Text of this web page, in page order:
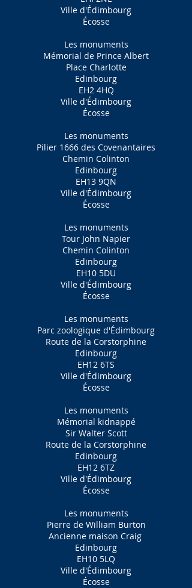
Ville d'Édimbourg
Écosse
Les monuments
Mémorial de Prince Albert
Place Charlotte
Edinbourg
EH2 4HQ
Ville d'Édimbourg
Écosse
Les monuments
Pilier 1666 des Covenantaires
Chemin Colinton
Edinbourg
EH13 9QN
Ville d'Édimbourg
Écosse
Les monuments
Tour John Napier
Chemin Colinton
Edinbourg
EH10 5DU
Ville d'Édimbourg
Écosse
Les monuments
Parc zoologique d'Édimbourg
Route de la Corstorphine
Edinbourg
EH12 6TS
Ville d'Édimbourg
Écosse
Les monuments
Mémorial kidnappé
Sir Walter Scott
Route de la Corstorphine
Edinbourg
EH12 6TZ
Ville d'Édimbourg
Écosse
Les monuments
Pierre de William Burton
Ancienne maison Craig
Edinbourg
EH10 5LQ
Ville d'Édimbourg
Écosse